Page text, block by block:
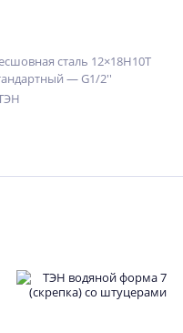
руб. 31 047
сталь 12×18Н10Т
― G1/2''